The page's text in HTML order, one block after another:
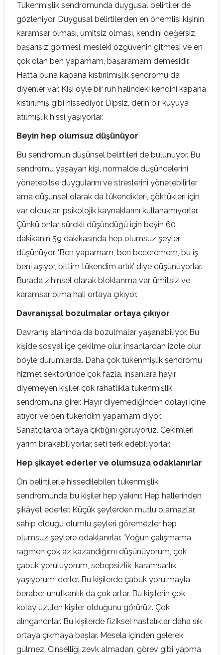
Tükenmişlik sendromunda duygusal belirtiler de
gözleniyor. Duygusal belirtilerden en önemlisi kişinin
karamsar olması, ümitsiz olması, kendini değersiz,
başarısız görmesi, mesleki özgüvenin gitmesi ve en
çok olan ben yapamam, başaramam demesidir.
Hatta buna kapana kıstırılmışlık sendromu da
diyenler var. Kişi öyle bir ruh halindeki kendini kapana
kıstırılmış gibi hissediyor. Dipsiz, derin bir kuyuya
atılmışlık hissi yaşıyorlar.
Beyin hep olumsuz düşünüyor
Bu sendromun düşünsel belirtileri de bulunuyor. Bu
sendromu yaşayan kişi, normalde düşüncelerini
yönetebilse duygularını ve streslerini yönetebilirler
ama düşünsel olarak da tükendikleri, çöktükleri için
var oldukları psikolojik kaynaklarını kullanamıyorlar.
Çünkü onlar sürekli düşündüğü için beyin 60
dakikanın 59 dakikasında hep olumsuz şeyler
düşünüyor. ‘Ben yapamam, ben beceremem, bu iş
beni aşıyor, bittim tükendim artık’ diye düşünüyorlar.
Burada zihinsel olarak bloklanma var, ümitsiz ve
karamsar olma hali ortaya çıkıyor.
Davranışsal bozulmalar ortaya çıkıyor
Davranış alanında da bozulmalar yaşanabiliyor. Bu
kişide sosyal içe çekilme olur, insanlardan izole olur
böyle durumlarda. Daha çok tükenmişlik sendromu
hizmet sektöründe çok fazla, insanlara hayır
diyemeyen kişiler çok rahatlıkla tükenmişlik
sendromuna girer. Hayır diyemediğinden dolayı içine
atıyor ve ben tükendim yapamam diyor.
Sanatçılarda ortaya çıktığını görüyoruz. Çekimleri
yarım bırakabiliyorlar, seti terk edebiliyorlar.
Hep şikayet ederler ve olumsuza odaklanırlar
Ön belirtilerle hissedilebilen tükenmişlik
sendromunda bu kişiler hep yakınır. Hep hallerinden
şikâyet ederler. Küçük şeylerden mutlu olamazlar,
sahip olduğu olumlu şeyleri göremezler hep
olumsuz şeylere odaklanırlar. ‘Yoğun çalışmama
rağmen çok az kazandığımı düşünüyorum, çok
çabuk yoruluyorum, sebepsizlik, karamsarlık
yaşıyorum’ derler. Bu kişilerde çabuk yorulmayla
beraber unutkanlık da çok artar. Bu kişilerin çok
kolay üzülen kişiler olduğunu görürüz. Çok
alıngandırlar. Bu kişilerde fiziksel hastalıklar daha sık
ortaya çıkmaya başlar. Mesela içinden gelerek
gülmez. Cinselliği zevk almadan, görev gibi yapma